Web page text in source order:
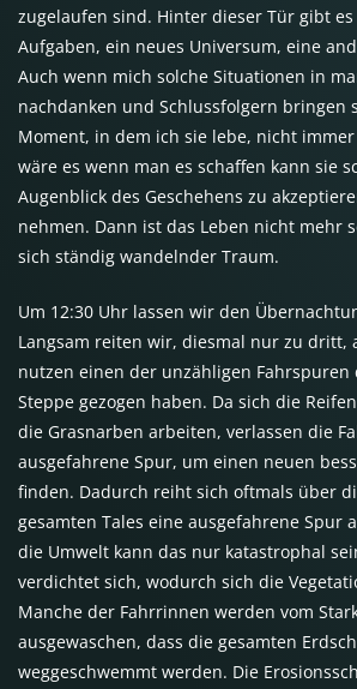
zugelaufen sind. Hinter dieser Tür gibt
Aufgaben, ein neues Universum, eine
Auch wenn mich solche Situationen in
nachdanken und Schlussfolgern bringen
Moment, in dem ich sie lebe, nicht
wäre es wenn man es schaffen kann sie
Augenblick des Geschehens zu
nehmen. Dann ist das Leben nicht mehr
sich ständig wandelnder Traum.
Um 12:30 Uhr lassen wir den
Langsam reiten wir, diesmal nur zu dritt,
nutzen einen der unzähligen
Steppe gezogen haben. Da sich die
die Grasnarben arbeiten, verlassen die
ausgefahrene Spur, um einen neuen
finden. Dadurch reiht sich oftmals über
gesamten Tales eine ausgefahrene Spur
die Umwelt kann das nur katastrophal
verdichtet sich, wodurch sich die
Manche der Fahrrinnen werden vom
ausgewaschen, dass die gesamten
weggeschwemmt werden. Die